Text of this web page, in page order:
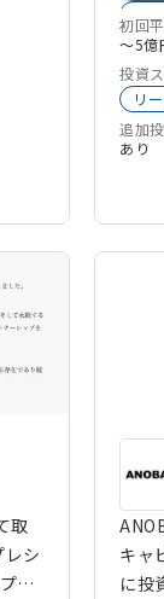
ブ
マー
初回
〜5億
投資
リ
追加
あり
取
シ
レ
キャ
に投